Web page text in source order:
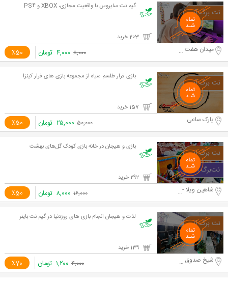
گیم نت سایروس با واقعیت مجازی، XBOX و PS4
٪50 میدان هفت حوض ۸,۰۰۰ ۴,۰۰۰ تومان
بازی فرار طلسم سیاه از مجموعه بازی های فرار کینزا
٪50 پارک ساعی ۵۰,۰۰۰ ۲۵,۰۰۰ تومان
بازی و هیجان در خانه بازی کودک گل‌های بهشت
٪50 شاهین ویلا - کرج ۱۶,۰۰۰ ۸,۰۰۰ تومان
لذت و هیجان انجام بازی های روزدنیا در گیم نت باینر
٪70 شیخ صدوق شمالی ۴,۰۰۰ ۱,۲۰۰ تومان